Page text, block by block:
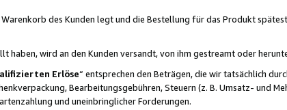
des Kunden legt und die Bestellung für das Produkt
wird an den Kunden versandt, von ihm gestreamt oder
Erlöse“ entsprechen den Beträgen, die wir tatsächlich
Bearbeitungsgebühren, Steuern (z. B. Umsatz- und
und uneinbringlicher Forderungen.